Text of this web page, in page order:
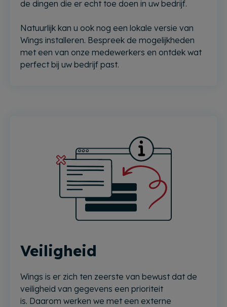
de dingen die er echt toe doen in uw bedrijf.
Natuurlijk kan u ook nog een lokale versie van
Wings installeren. Bespreek de mogelijkheden
met een van onze medewerkers en ontdek wat
perfect bij uw bedrijf past.
Veiligheid
Wings is er zich ten zeerste van bewust dat de
veiligheid van gegevens een prioriteit
is. Daarom werken we met een externe